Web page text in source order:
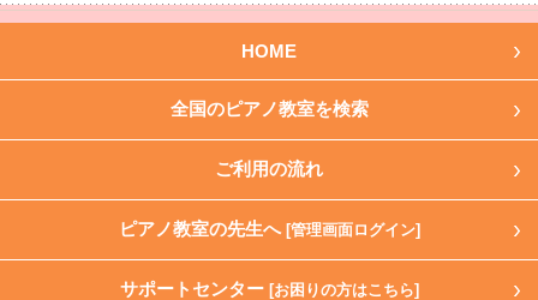
HOME
全国のピアノ教室を検索
ご利用の流れ
ピアノ教室の先生へ [管理画面ログイン]
サポートセンター [お困りの方はこちら]